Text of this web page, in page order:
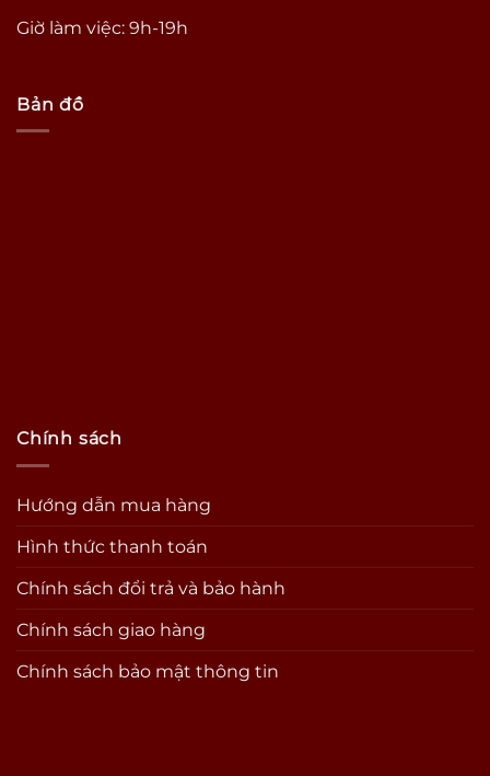
Giờ làm việc: 9h-19h
Bản đồ
Chính sách
Hướng dẫn mua hàng
Hình thức thanh toán
Chính sách đổi trả và bảo hành
Chính sách giao hàng
Chính sách bảo mật thông tin